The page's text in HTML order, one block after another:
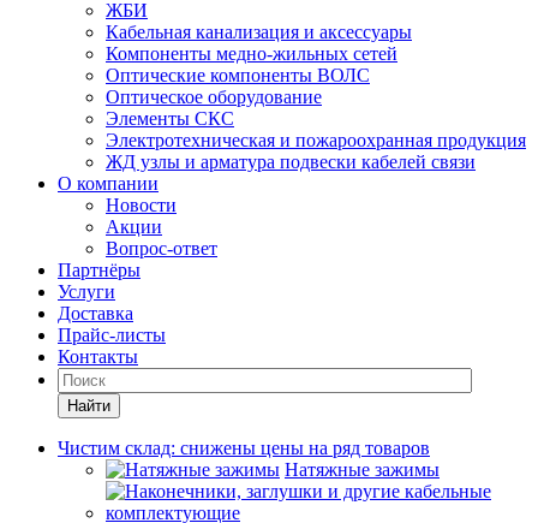
ЖБИ
Кабельная канализация и аксессуары
Компоненты медно-жильных сетей
Оптические компоненты ВОЛС
Оптическое оборудование
Элементы СКС
Электротехническая и пожароохранная продукция
ЖД узлы и арматура подвески кабелей связи
О компании
Новости
Акции
Вопрос-ответ
Партнёры
Услуги
Доставка
Прайс-листы
Контакты
Найти
Чистим склад: снижены цены на ряд товаров
Натяжные зажимы